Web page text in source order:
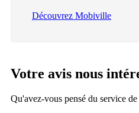
Découvrez Mobiville
Votre avis nous
Qu'avez-vous pensé du service